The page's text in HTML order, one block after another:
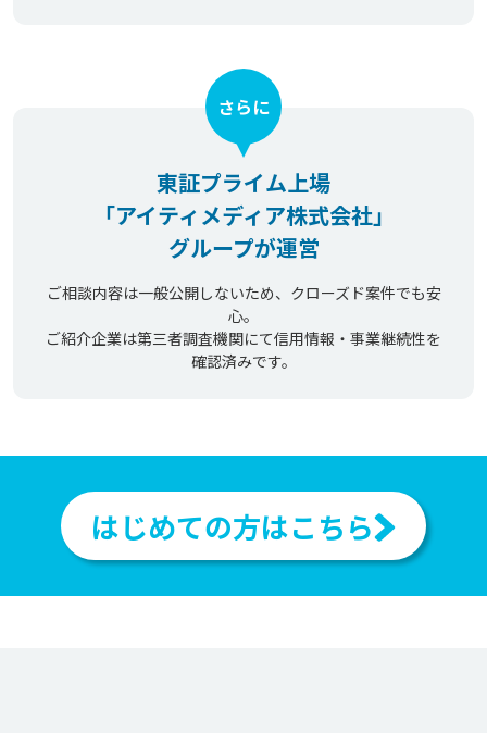
東証プライム上場
「アイティメディア株式会社」
グループが運営
さらに
ご相談内容は一般公開しないため、クローズド案件でも安
心。
ご紹介企業は第三者調査機関にて信用情報・事業継続性を
確認済みです。
はじめての方はこちら